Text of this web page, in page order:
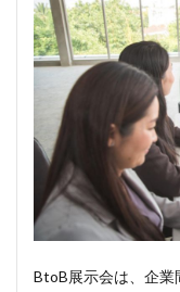
BtoB展示会は、企業